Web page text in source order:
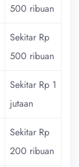
500 ribuan
Sekitar Rp
500 ribuan
Sekitar Rp 1
jutaan
Sekitar Rp
200 ribuan